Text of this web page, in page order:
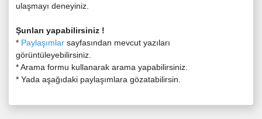
ulaşmayı deneyiniz.
Şunları yapabilirsiniz !
* Paylaşımlar sayfasından mevcut yazıları
görüntüleyebilirsiniz.
* Arama formu kullanarak arama yapabilirsiniz.
* Yada aşağıdaki paylaşımlara gözatabilirsin.